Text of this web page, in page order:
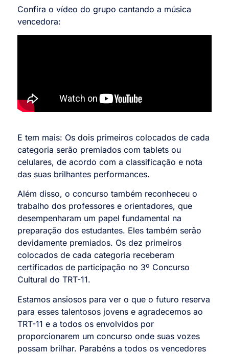
Confira o vídeo do grupo cantando a música
vencedora:
E tem mais: Os dois primeiros colocados de cada
categoria serão premiados com tablets ou
celulares, de acordo com a classificação e nota
das suas brilhantes performances.
Além disso, o concurso também reconheceu o
trabalho dos professores e orientadores, que
desempenharam um papel fundamental na
preparação dos estudantes. Eles também serão
devidamente premiados. Os dez primeiros
colocados de cada categoria receberam
certificados de participação no 3º Concurso
Cultural do TRT-11.
Estamos ansiosos para ver o que o futuro reserva
para esses talentosos jovens e agradecemos ao
TRT-11 e a todos os envolvidos por
proporcionarem um concurso onde suas vozes
possam brilhar. Parabéns a todos os vencedores